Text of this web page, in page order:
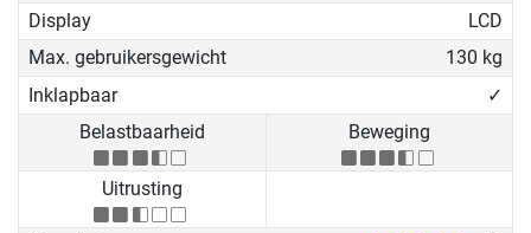
Display
LCD
Max. gebruikersgewicht
130 kg
Inklapbaar
✓
Belastbaarheid
Beweging
Uitrusting